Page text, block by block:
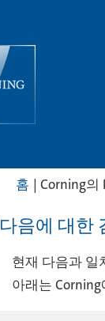
홈 | Corning의
다음에 대한
현재 다음과 일
아래는